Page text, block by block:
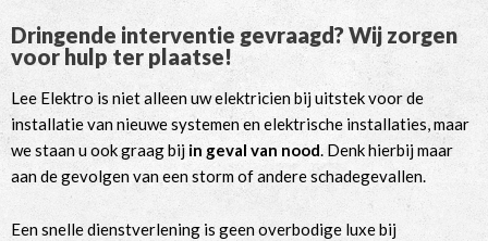
Dringende interventie gevraagd? Wij zorgen
voor hulp ter plaatse!
Lee Elektro is niet alleen uw elektricien bij uitstek voor de
installatie van nieuwe systemen en elektrische installaties, maar
we staan u ook graag bij in geval van nood. Denk hierbij maar
aan de gevolgen van een storm of andere schadegevallen.
Een snelle dienstverlening is geen overbodige luxe bij